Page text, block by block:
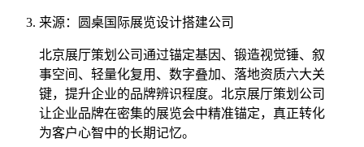
来源：圆桌国际展览设计搭建公司
北京展厅策划公司通过锚定基因、锻造视觉锤、叙
事空间、轻量化复用、数字叠加、落地资质六大关
键，提升企业的品牌辨识程度。北京展厅策划公司
让企业品牌在密集的展览会中精准锚定，真正转化
为客户心智中的长期记忆。